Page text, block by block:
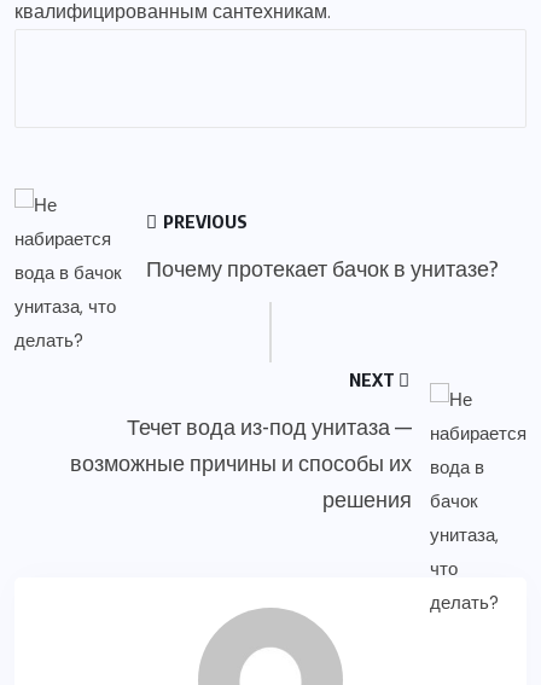
квалифицированным сантехникам.
PREVIOUS
Почему протекает бачок в унитазе?
NEXT
Течет вода из-под унитаза —
возможные причины и способы их
решения